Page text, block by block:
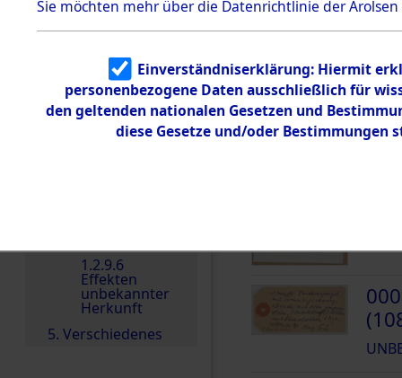
ädigungsamt
Effekten aus
dem KZ
Neuengamm
e
1.2.9.4
Effekten nicht
1.2.9.6
Effekten
unbekannter
Herkunft
5. Verschiedenes
Sie möchten mehr über die Datenrichtlinie der Arolsen
Einverständniserklärung: Hiermit
personenbezogene Daten ausschließlich für
den geltenden nationalen Gesetzen und
diese Gesetze und/oder Bestimmungen